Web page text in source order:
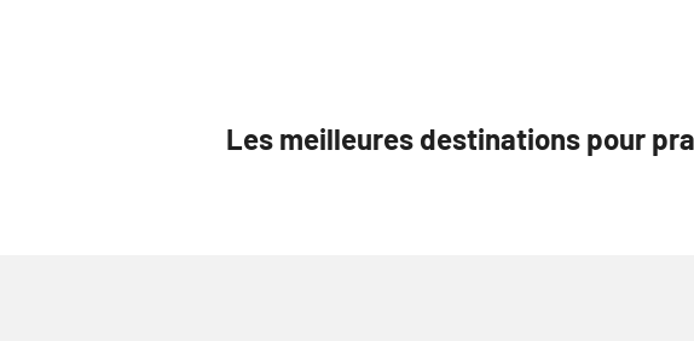
Les meilleures destinations pour